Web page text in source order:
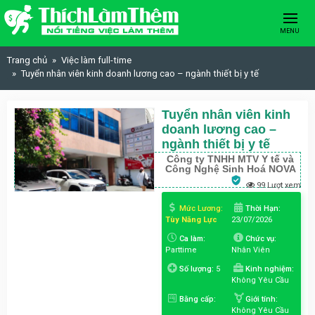
Skip to content
MENU
Trang chủ
Việc làm full-time
Tuyển nhân viên kinh doanh lương cao – ngành thiết bị y tế
Tuyển nhân viên kinh
doanh lương cao –
ngành thiết bị y tế
Công ty TNHH MTV Y tế và
Công Nghệ Sinh Hoá NOVA
99 Lượt xem
Mức Lương:
Tùy Năng Lực
Thời Hạn:
23/07/2026
Ca làm:
Parttime
Chức vụ:
Nhân Viên
Số lượng: 5
Kinh nghiệm:
Không Yêu Cầu
Bằng cấp:
Giới tính:
Không Yêu Cầu